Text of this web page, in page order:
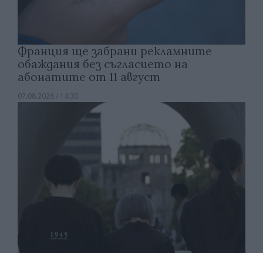
Франция ще забрани рекламните
обаждания без съгласието на
абонатите от 11 август
07.08.2026 / 14:30